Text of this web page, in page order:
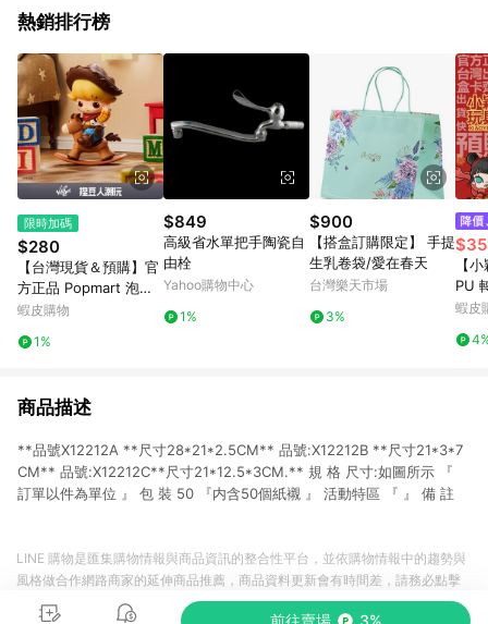
熱銷排行榜
限時加碼
$280
【台灣現貨＆預購】官
方正品 Popmart 泡泡
瑪特 DIMOO WORLD
公仔盲盒禮物
蝦皮購物
1%
$849
高級省水單把手陶瓷自
由栓
Yahoo購物中心
1%
$900
【搭盒訂購限定】 手提
生乳卷袋/愛在春天
台灣樂天市場
3%
【
PU
套
手搖
蝦皮
商品描述
**品號X12212A **尺寸28*21*2.5CM** 品號:X12212B **尺寸21*3*7
CM** 品號:X12212C**尺寸21*12.5*3CM.** 規 格 尺寸:如圖所示 『
訂單以件為單位 』 包 裝 50 『内含50個紙襯 』 活動特區 『 』 備 註
前往賣場 3%
LINE 購物是匯集購物情報與商品資訊的整合性平台，並依購物情報中的趨勢與
風格做合作網路商家的延伸商品推薦，商品資料更新會有時間差，請務必點擊
商品至各合作網路商家，確認現售價與購物條件，一切資訊以合作廠商網頁為